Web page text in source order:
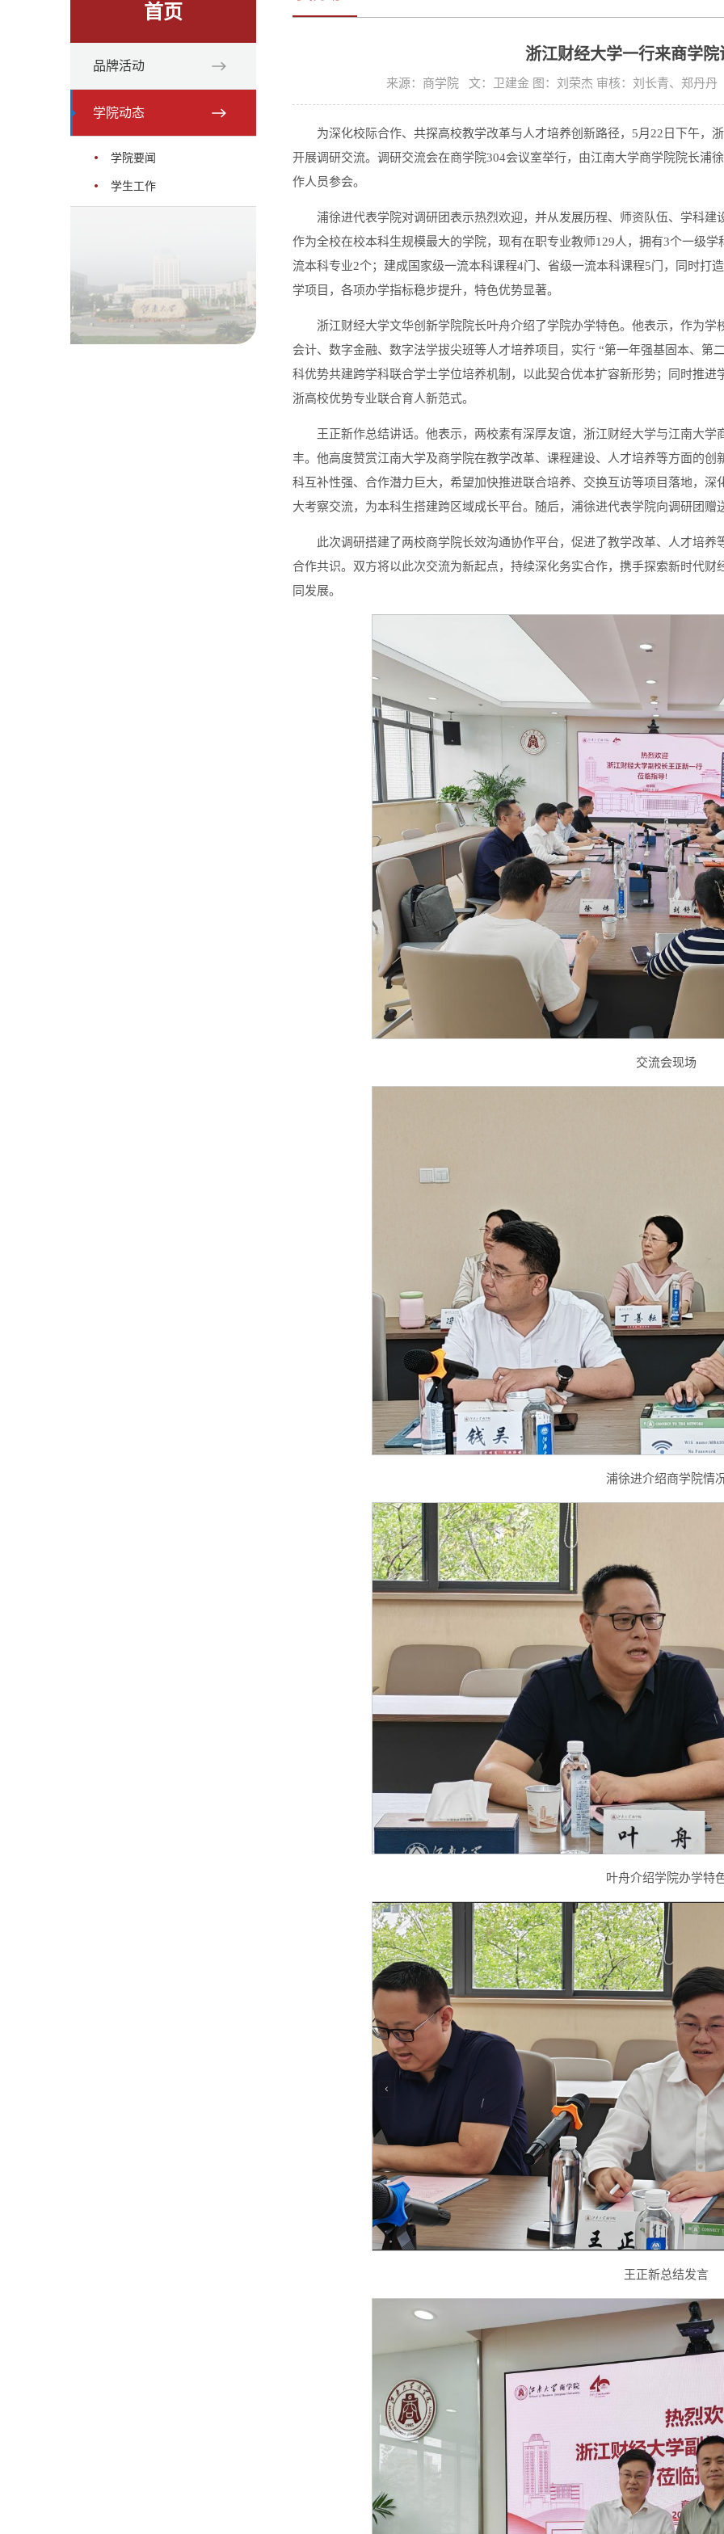
首页
品牌活动
学院动态
学院要闻
学生工作
浙江财经大学一行来商学院
来源：商学院 文：卫建金 图：刘荣杰 审核：刘长青、郑丹
为深化校际合作、共探高校教学改革与人才培养创新路径，5月22日下午，
开展调研交流。调研交流会在商学院304会议室举行，由江南大学商学院院长浦
作人员参会。
浦徐进代表学院对调研团表示热烈欢迎，并从发展历程、师资队伍、学科
作为全校在校本科生规模最大的学院，现有在职专业教师129人，拥有3个一级
流本科专业2个；建成国家级一流本科课程4门、省级一流本科课程5门，同时打
学项目，各项办学指标稳步提升，特色优势显著。
浙江财经大学文华创新学院院长叶舟介绍了学院办学特色。他表示，作为
会计、数字金融、数字法学拔尖班等人才培养项目，实行 “第一年强基固本、第
科优势共建跨学科联合学士学位培养机制，以此契合优本扩容新形势；同时推
浙高校优势专业联合育人新范式。
王正新作总结讲话。他表示，两校素有深厚友谊，浙江财经大学与江南大
丰。他高度赞赏江南大学及商学院在教学改革、课程建设、人才培养等方面的
科互补性强、合作潜力巨大，希望加快推进联合培养、交换互访等项目落地，
大考察交流，为本科生搭建跨区域成长平台。随后，浦徐进代表学院向调研团赠
此次调研搭建了两校商学院长效沟通协作平台，促进了教学改革、人才培
合作共识。双方将以此次交流为新起点，持续深化务实合作，携手探索新时代
同发展。
交流会现场
浦徐进介绍商学院情
叶舟介绍学院办学特
王正新总结发言